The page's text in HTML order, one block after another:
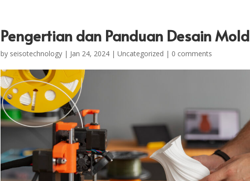
Pengertian dan Panduan Desain Mold
by seisotechnology| Jan 24, 2024| Uncategorized | 0 comments